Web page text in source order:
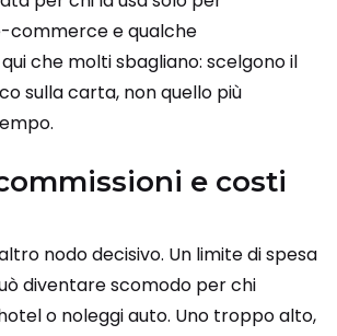
commerce e qualche
che molti sbagliano: scelgono il
sulla carta, non quello più
e costi
nodo decisivo. Un limite di spesa
diventare scomodo per chi
o noleggi auto. Uno troppo alto,